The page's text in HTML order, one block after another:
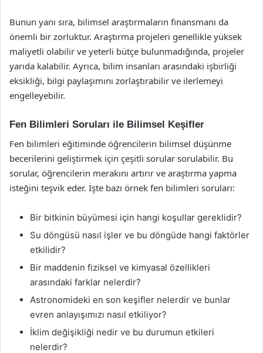
Bunun yanı sıra, bilimsel araştırmaların finansmanı da
önemli bir zorluktur. Araştırma projeleri genellikle yüksek
maliyetli olabilir ve yeterli bütçe bulunmadığında, projeler
yarıda kalabilir. Ayrıca, bilim insanları arasındaki işbirliği
eksikliği, bilgi paylaşımını zorlaştırabilir ve ilerlemeyi
engelleyebilir.
Fen Bilimleri Soruları ile Bilimsel Keşifler
Fen bilimleri eğitiminde öğrencilerin bilimsel düşünme
becerilerini geliştirmek için çeşitli sorular sorulabilir. Bu
sorular, öğrencilerin merakını artırır ve araştırma yapma
isteğini teşvik eder. İşte bazı örnek fen bilimleri soruları:
Bir bitkinin büyümesi için hangi koşullar gereklidir?
Su döngüsü nasıl işler ve bu döngüde hangi faktörler
etkilidir?
Bir maddenin fiziksel ve kimyasal özellikleri
arasındaki farklar nelerdir?
Astronomideki en son keşifler nelerdir ve bunlar
evren anlayışımızı nasıl etkiliyor?
İklim değişikliği nedir ve bu durumun etkileri
nelerdir?